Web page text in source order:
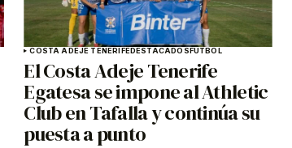
COSTA ADEJE TENERIFEDESTACADOSFÚTBOL
El Costa Adeje Tenerife
Egatesa se impone al Athletic
Club en Tafalla y continúa su
puesta a punto